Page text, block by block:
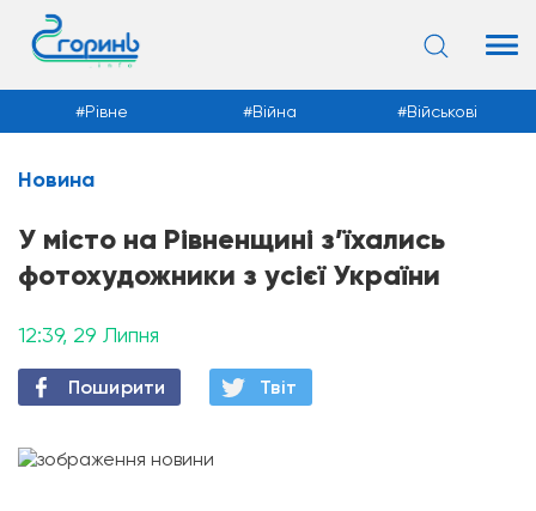
Новини
Рівне Війна Військові
Новина
У місто на Рівненщині з’їхались
фотохудожники з усієї України
12:39, 29 Липня
Поширити Твiт